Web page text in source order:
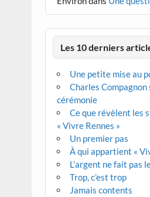
Les 10 derniers
Une petite mise au
Charles Compagnon
cérémonie
Ce que révèlent les
« Vivre Rennes »
Un premier pas
À qui appartient «
L’argent ne fait pas
Trop, c’est trop
Jamais contents